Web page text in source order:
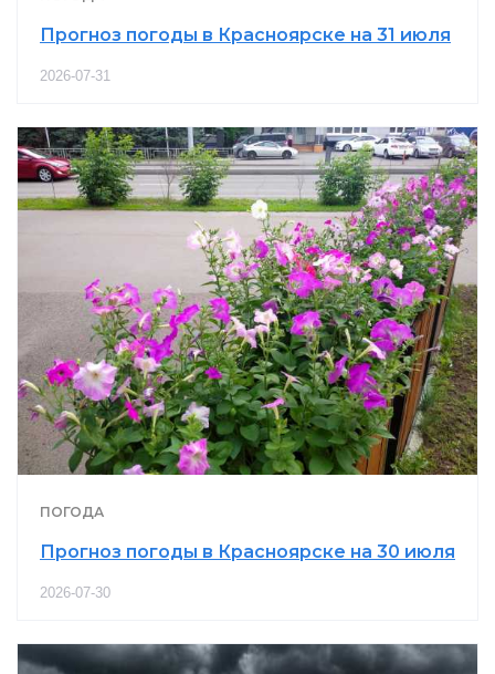
Прогноз погоды в Красноярске на 31 июля
2026-07-31
ПОГОДА
Прогноз погоды в Красноярске на 30 июля
2026-07-30